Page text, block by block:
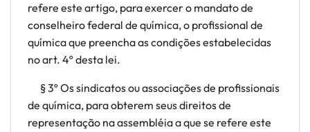
refere este artigo, para exercer o mandato de
conselheiro federal de química, o profissional de
química que preencha as condições estabelecidas
no art. 4º desta lei.
§ 3º Os sindicatos ou associações de profissionais
de química, para obterem seus direitos de
representação na assembléia a que se refere este